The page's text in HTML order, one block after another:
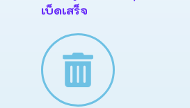
เบ็ดเสร็จ